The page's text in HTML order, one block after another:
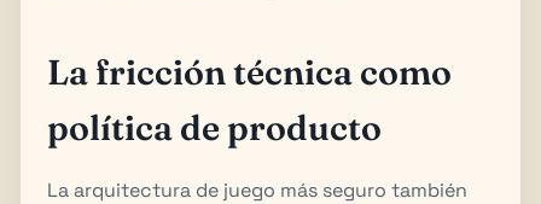
La fricción técnica como
política de producto
La arquitectura de juego más seguro también